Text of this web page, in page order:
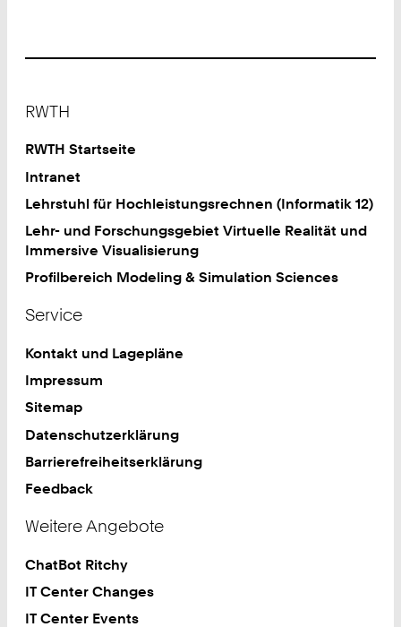
RWTH
RWTH Startseite
Intranet
Lehrstuhl für Hochleistungsrechnen (Informatik 12)
Lehr- und Forschungsgebiet Virtuelle Realität und
Immersive Visualisierung
Profilbereich Modeling & Simulation Sciences
Service
Kontakt und Lagepläne
Impressum
Sitemap
Datenschutzerklärung
Barrierefreiheitserklärung
Feedback
Weitere Angebote
ChatBot Ritchy
IT Center Changes
IT Center Events